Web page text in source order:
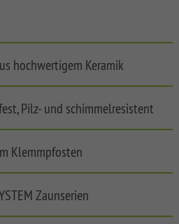
hochwertigem Keramik
Pilz- und schimmelresistent
Klemmpfosten
Zaunserien